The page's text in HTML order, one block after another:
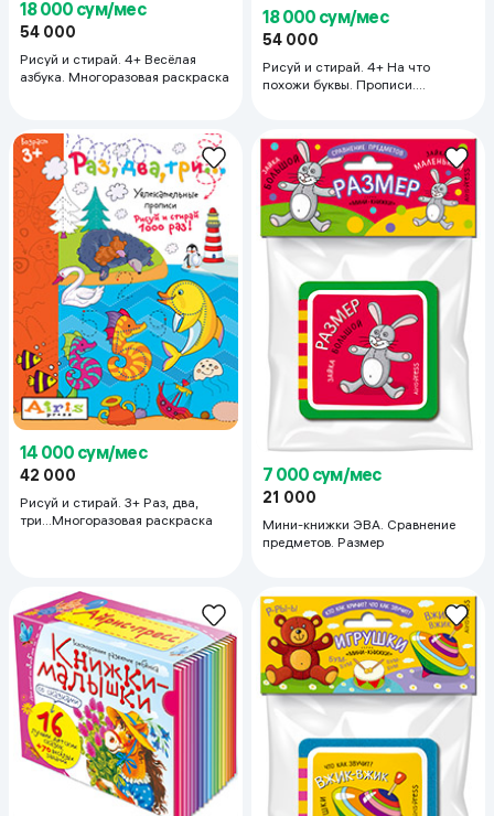
18 000 сум/мес
54 000
Рисуй и стирай. 4+ Весёлая
азбука. Многоразовая раскраска
18 000 сум/мес
54 000
Рисуй и стирай. 4+ На что
похожи буквы. Прописи.
14 000 сум/мес
42 000
Рисуй и стирай. 3+ Раз, два,
три...Многоразовая раскраска
7 000 сум/мес
21 000
Мини-книжки ЭВА. Сравнение
предметов. Размер